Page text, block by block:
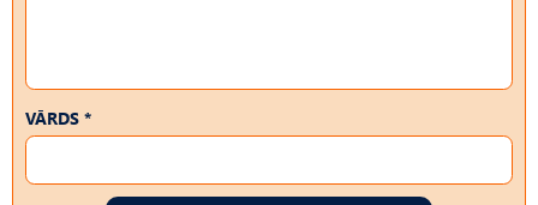
VĀRDS *